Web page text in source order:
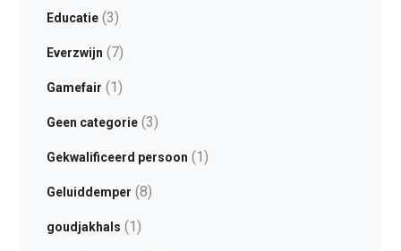
Educatie(3)
Everzwijn (7)
Gamefair (1)
Geen categorie(3)
Gekwalificeerd persoon (1)
Geluiddemper (8)
goudjakhals (1)